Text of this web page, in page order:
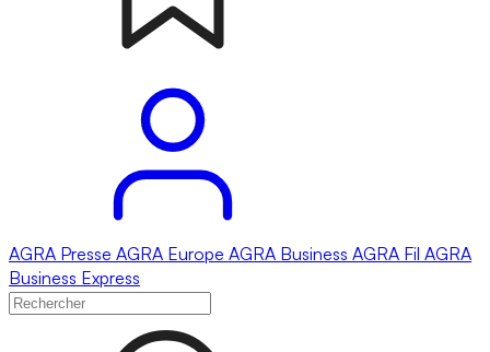
AGRA Presse AGRA Europe AGRA Business AGRA Fil AGRA
Business Express